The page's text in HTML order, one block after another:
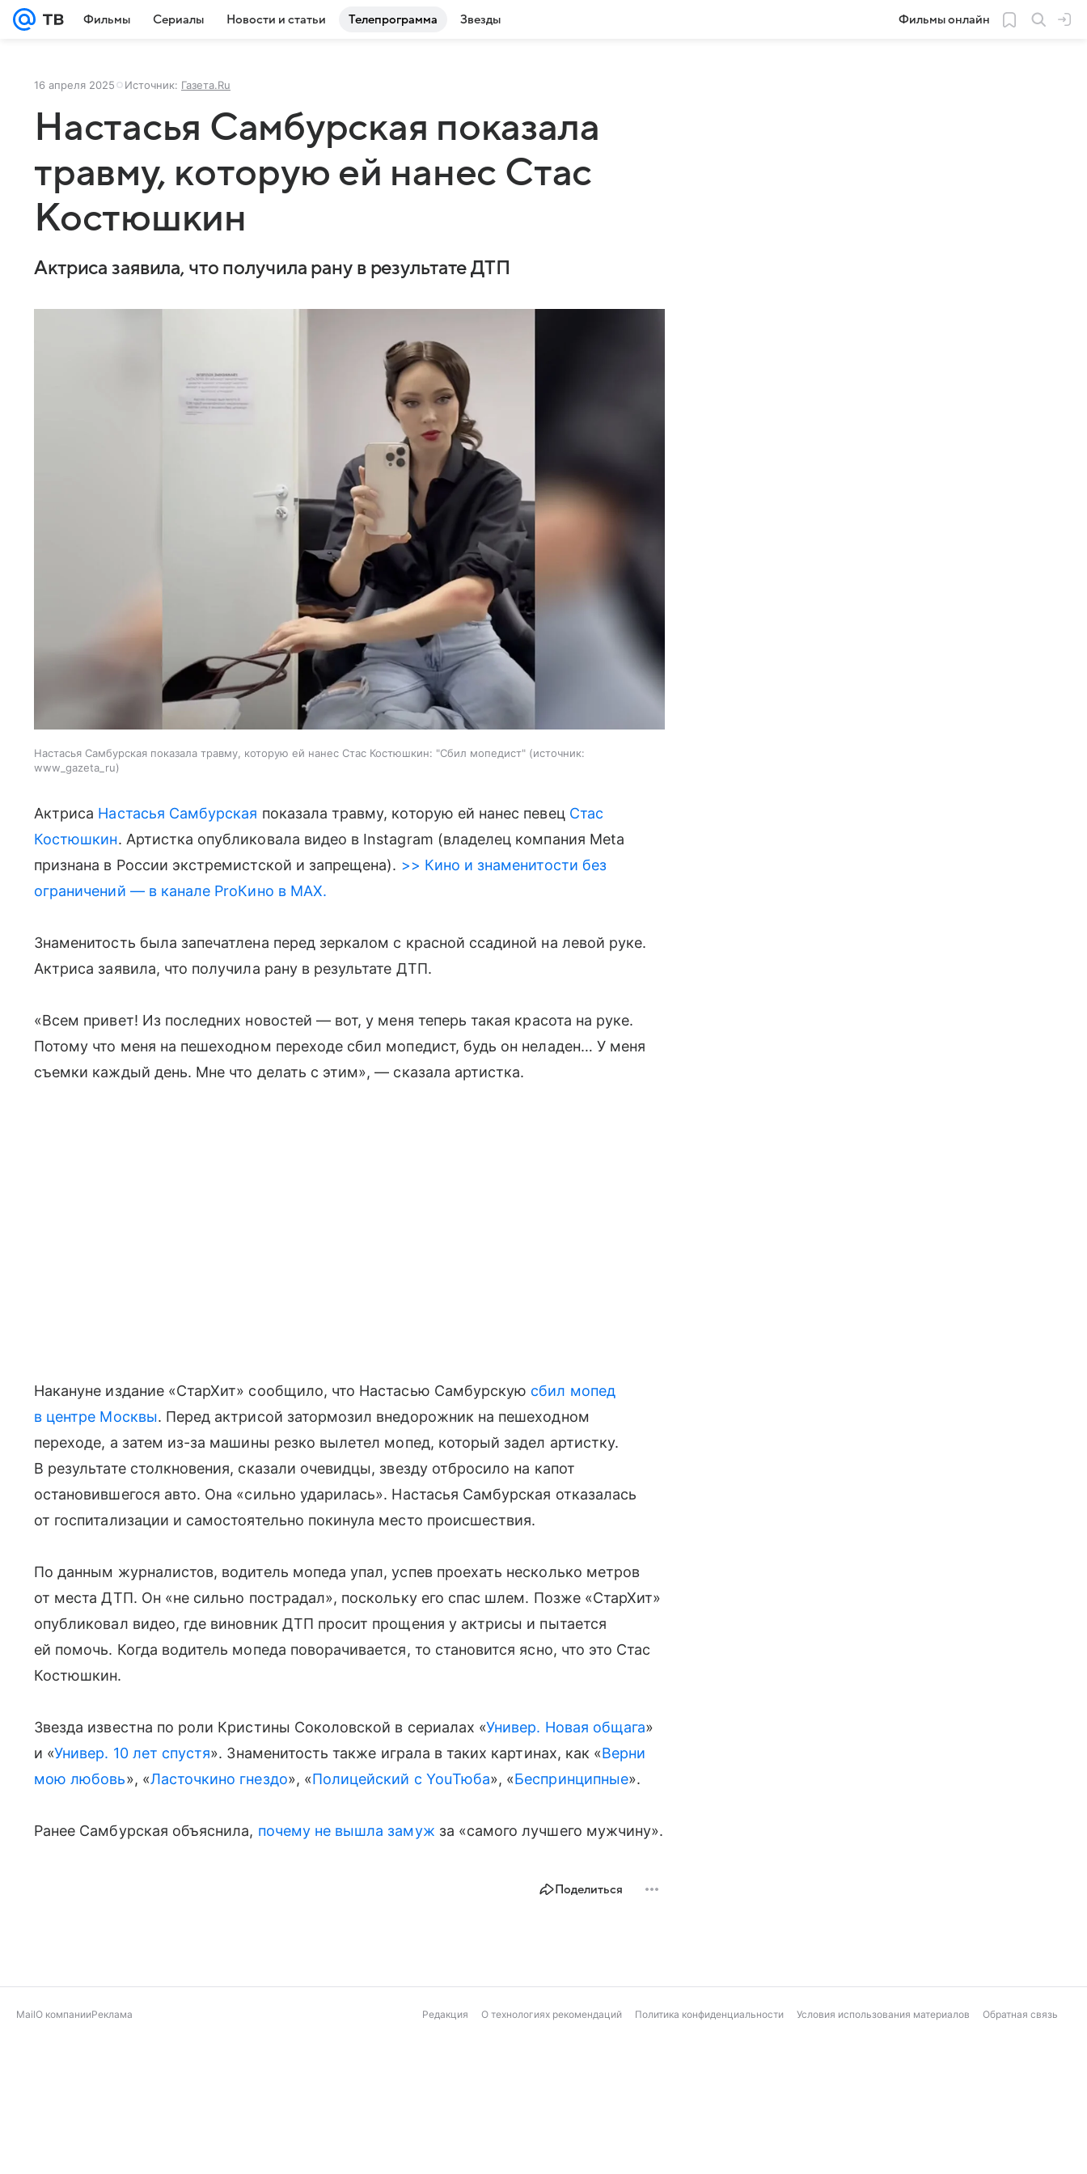
Фильмы Сериалы Новости и статьи Телепрограмма Звезды Фильмы онлайн
16 апреля 2025 Источник: Газета.Ru
Настасья Самбурская показала
травму, которую ей нанес Стас
Костюшкин
Актриса заявила, что получила рану в результате ДТП
Настасья Самбурская показала травму, которую ей нанес Стас Костюшкин: "Сбил мопедист"
источник:
www_gazeta_ru
Актриса Настасья Самбурская показала травму, которую ей нанес певец Стас
Костюшкин. Артистка опубликовала видео в Instagram (владелец компания Meta
признана в России экстремистской и запрещена). >> Кино и знаменитости без
ограничений — в канале ProКино в MAX.
Знаменитость была запечатлена перед зеркалом с красной ссадиной на левой руке.
Актриса заявила, что получила рану в результате ДТП.
«Всем привет! Из последних новостей — вот, у меня теперь такая красота на руке.
Потому что меня на пешеходном переходе сбил мопедист, будь он неладен… У меня
съемки каждый день. Мне что делать с этим», — сказала артистка.
Накануне издание «СтарХит» сообщило, что Настасью Самбурскую сбил мопед
в центре Москвы. Перед актрисой затормозил внедорожник на пешеходном
переходе, а затем из-за машины резко вылетел мопед, который задел артистку.
В результате столкновения, сказали очевидцы, звезду отбросило на капот
остановившегося авто. Она «сильно ударилась». Настасья Самбурская отказалась
от госпитализации и самостоятельно покинула место происшествия.
По данным журналистов, водитель мопеда упал, успев проехать несколько метров
от места ДТП. Он «не сильно пострадал», поскольку его спас шлем. Позже «СтарХит»
опубликовал видео, где виновник ДТП просит прощения у актрисы и пытается
ей помочь. Когда водитель мопеда поворачивается, то становится ясно, что это Стас
Костюшкин.
Звезда известна по роли Кристины Соколовской в сериалах «Универ. Новая общага»
и «Универ. 10 лет спустя». Знаменитость также играла в таких картинах, как «Верни
мою любовь», «Ласточкино гнездо», «Полицейский с YouТюба», «Беспринципные».
Ранее Самбурская объяснила, почему не вышла замуж за «самого лучшего мужчину».
Поделиться
MailО компанииРеклама Редакция О технологиях рекомендаций Политика конфиденциальности Условия использования материалов Обратная связь